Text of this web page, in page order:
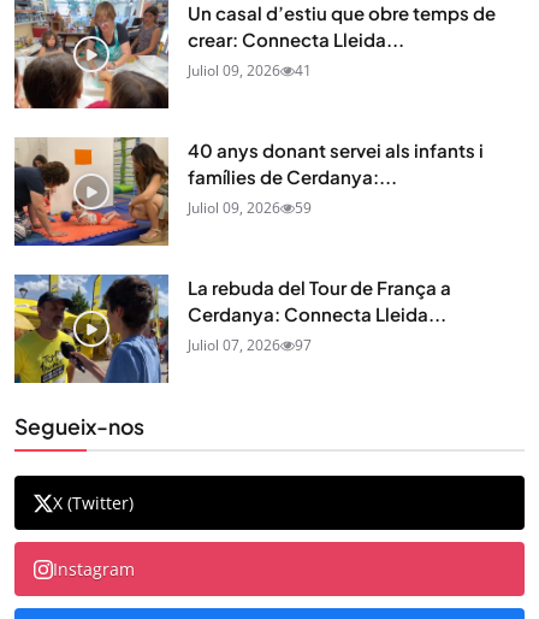
Un casal d’estiu que obre temps de
crear: Connecta Lleida...
Juliol 09, 2026 41
40 anys donant servei als infants i
famílies de Cerdanya:...
Juliol 09, 2026 59
La rebuda del Tour de França a
Cerdanya: Connecta Lleida...
Juliol 07, 2026 97
Segueix-nos
X (Twitter)
Instagram